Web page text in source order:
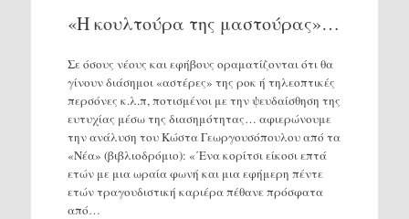
«Η κουλτούρα της μαστούρας»…
Σε όσους νέους και εφήβους οραματίζονται ότι θα
γίνουν διάσημοι «αστέρες» της ροκ ή τηλεοπτικές
περσόνες κ.λ.π, ποτισμένοι με την ψευδαίσθηση της
ευτυχίας μέσω της διασημότητας… αφιερώνουμε
την ανάλυση του Κώστα Γεωργουσόπουλου από τα
«Νέα» (βιβλιοδρόμιο): «΄Ενα κορίτσι είκοσι επτά
ετών με μια ωραία φωνή και μια εφήμερη πέντε
ετών τραγουδιστική καριέρα πέθανε πρόσφατα
από…